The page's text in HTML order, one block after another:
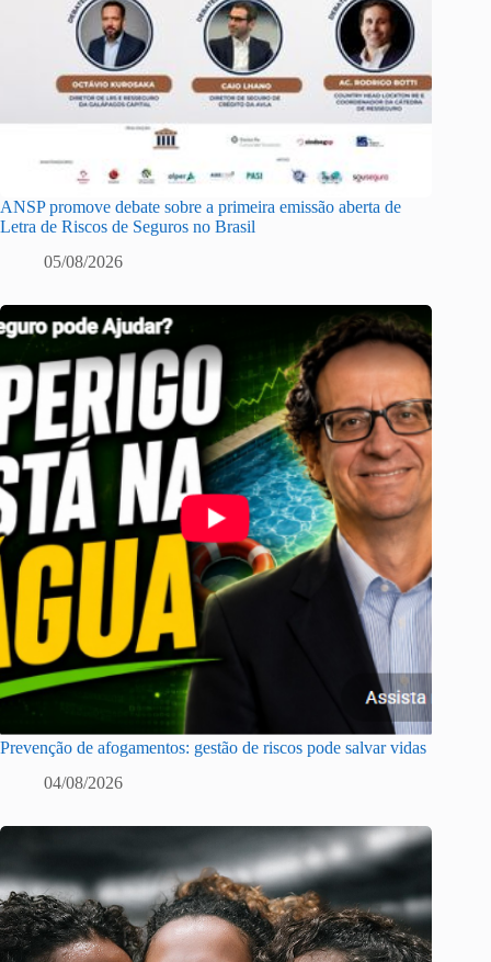
ANSP promove debate sobre a primeira emissão aberta de
Letra de Riscos de Seguros no Brasil
05/08/2026
Prevenção de afogamentos: gestão de riscos pode salvar vidas
04/08/2026